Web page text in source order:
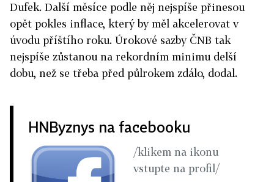
Dufek. Další měsíce podle něj nejspíše přinesou
opět pokles inflace, který by měl akcelerovat v
úvodu příštího roku. Úrokové sazby ČNB tak
nejspíše zůstanou na rekordním minimu delší
dobu, než se třeba před půlrokem zdálo, dodal.
HNByznys na facebooku
/klikem na ikonu
vstupte na profil/